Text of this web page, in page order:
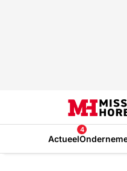
Actueel
4